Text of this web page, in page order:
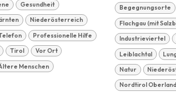
Gesundheit
Niederösterreich
Professionelle Hilfe
Tirol Vor Ort
Menschen
Begegnungsorte
Flachgau (mit
Industrieviertel
Leiblachtal
Natur
Nordtirol